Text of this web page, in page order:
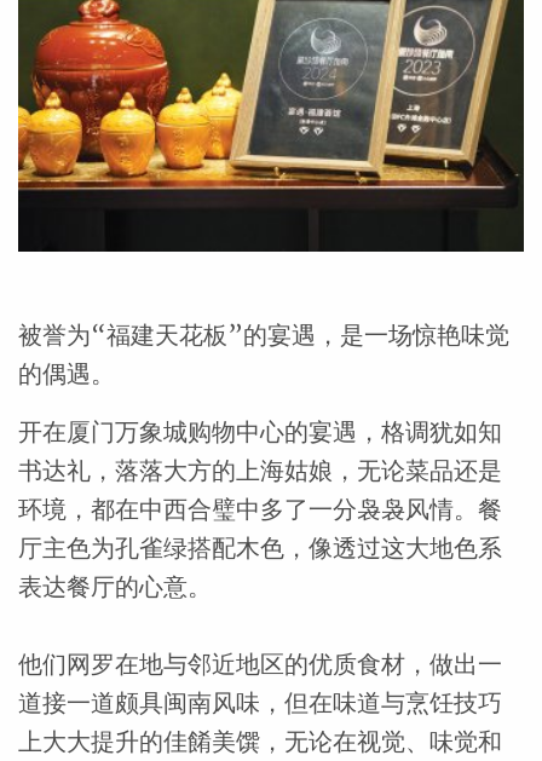
被誉为“福建天花板”的宴遇，是一场惊艳味觉
的偶遇。
开在厦门万象城购物中心的宴遇，格调犹如知
书达礼，落落大方的上海姑娘，无论菜品还是
环境，都在中西合璧中多了一分袅袅风情。餐
厅主色为孔雀绿搭配木色，像透过这大地色系
表达餐厅的心意。
他们网罗在地与邻近地区的优质食材，做出一
道接一道颇具闽南风味，但在味道与烹饪技巧
上大大提升的佳餚美馔，无论在视觉、味觉和